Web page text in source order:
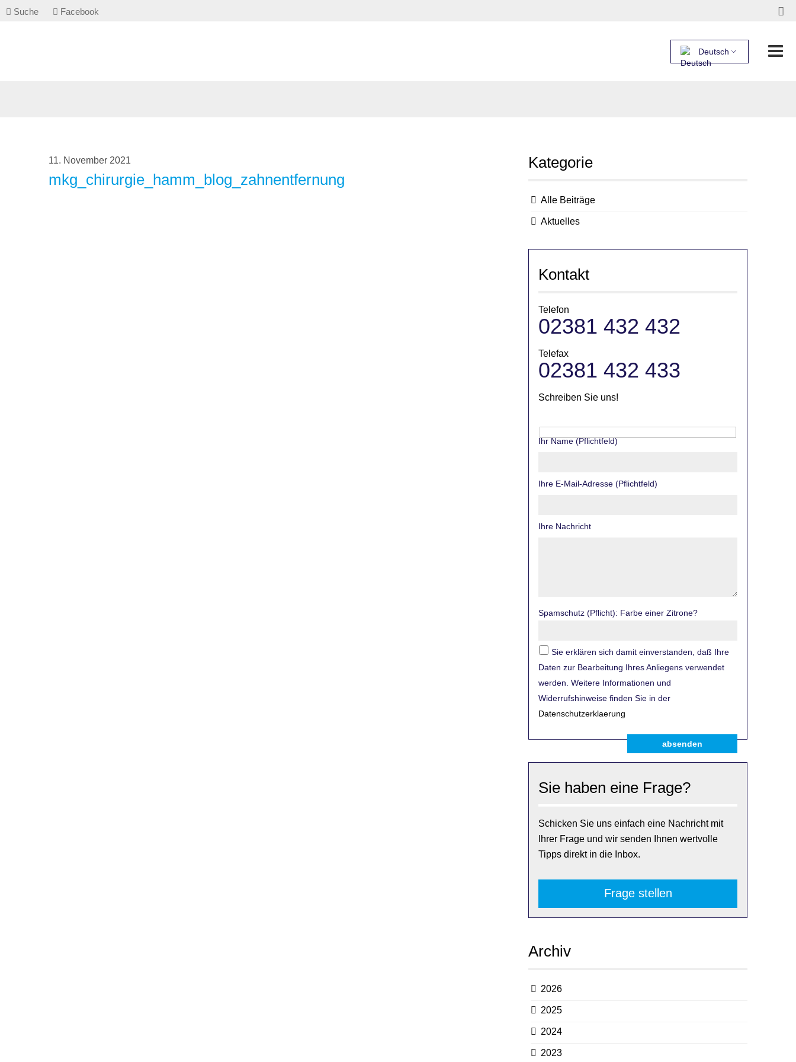
Suche Facebook
Deutsch
11. November 2021
mkg_chirurgie_hamm_blog_zahnentfernung
Kategorie
Alle Beiträge
Aktuelles
Kontakt
Telefon
02381 432 432
Telefax
02381 432 433
Schreiben Sie uns!
Ihr Name (Pflichtfeld)
Ihre E-Mail-Adresse (Pflichtfeld)
Ihre Nachricht
Spamschutz (Pflicht): Farbe einer Zitrone?
Sie erklären sich damit einverstanden, daß Ihre
Daten zur Bearbeitung Ihres Anliegens verwendet
werden. Weitere Informationen und
Widerrufshinweise finden Sie in der
Datenschutzerklaerung
absenden
Sie haben eine Frage?
Schicken Sie uns einfach eine Nachricht mit
Ihrer Frage und wir senden Ihnen wertvolle
Tipps direkt in die Inbox.
Frage stellen
Archiv
2026
2025
2024
2023